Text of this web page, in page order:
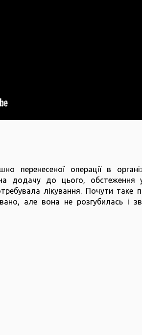
перенесеної операції в
додачу до цього, обстеження у
лікування. Почути таке
але вона не розгубилась і